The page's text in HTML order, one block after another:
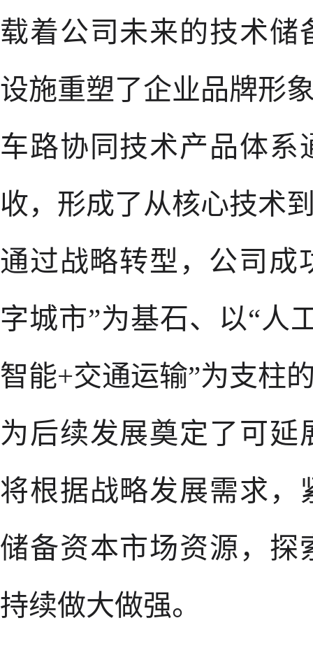
载着公司未来的技术储
设施重塑了企业品牌形
车路协同技术产品体系
收，形成了从核心技术
通过战略转型，公司成
字城市”为基石、以“人
智能+交通运输”为支柱
为后续发展奠定了可
将根据战略发展需求，
储备资本市场资源，探
持续做大做强。